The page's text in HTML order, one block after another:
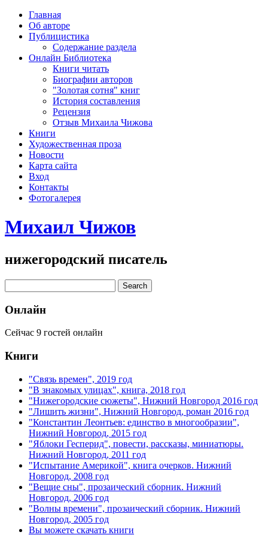
Главная
Об авторе
Публицистика
Содержание раздела
Онлайн Библиотека
Книги читать
Биографии авторов
"Золотая сотня" книг
История составления
Рецензия
Отзыв Михаила Чижова
Книги
Художественная проза
Новости
Карта сайта
Вход
Контакты
Фотогалерея
Михаил Чижов
нижегородский писатель
Онлайн
Сейчас 9 гостей онлайн
Книги
"Связь времен", 2019 год
"В знакомых улицах", книга, 2018 год
"Нижегородские сюжеты", Нижний Новгород 2016 год
"Лишить жизни", Нижний Новгород, роман 2016 год
"Константин Леонтьев: единство в многообразии",
Нижний Новгород, 2015 год
"Яблоки Гесперид", повести, рассказы, миниатюры.
Нижний Новгород, 2011 год
"Испытание Америкой", книга очерков. Нижний
Новгород, 2008 год
"Вещие сны", прозаический сборник. Нижний
Новгород, 2006 год
"Волны времени", прозаический сборник. Нижний
Новгород, 2005 год
Вы можете скачать книги